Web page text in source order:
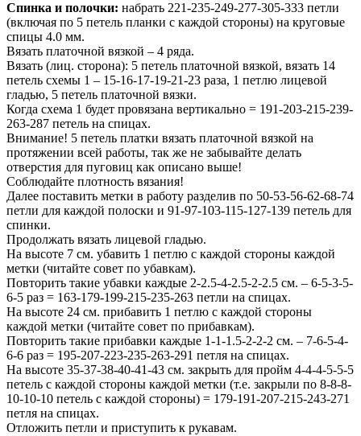
Спинка и полочки: набрать 221-235-249-277-305-333 петли
(включая по 5 петель планки с каждой стороны) на круговые
спицы 4.0 мм.
Вязать платочной вязкой – 4 ряда.
Вязать (лиц. сторона): 5 петель платочной вязкой, вязать 14
петель схемы 1 – 15-16-17-19-21-23 раза, 1 петлю лицевой
гладью, 5 петель платочной вязки.
Когда схема 1 будет провязана вертикально = 191-203-215-239-
263-287 петель на спицах.
Внимание! 5 петель платки вязать платочной вязкой на
протяжении всей работы, так же не забывайте делать
отверстия для пуговиц как описано выше!
Соблюдайте плотность вязания!
Далее поставить метки в работу разделив по 50-53-56-62-68-74
петли для каждой полоски и 91-97-103-115-127-139 петель для
спинки.
Продолжать вязать лицевой гладью.
На высоте 7 см. убавить 1 петлю с каждой стороны каждой
метки (читайте совет по убавкам).
Повторить такие убавки каждые 2-2.5-4-2.5-2-2.5 см. – 6-5-3-5-
6-5 раз = 163-179-199-215-235-263 петли на спицах.
На высоте 24 см. прибавить 1 петлю с каждой стороны
каждой метки (читайте совет по прибавкам).
Повторить такие прибавки каждые 1-1-1.5-2-2-2 см. – 7-6-5-4-
6-6 раз = 195-207-223-235-263-291 петля на спицах.
На высоте 35-37-38-40-41-43 см. закрыть для пройм 4-4-4-5-5-5
петель с каждой стороны каждой метки (т.е. закрыли по 8-8-8-
10-10-10 петель с каждой стороны) = 179-191-207-215-243-271
петля на спицах.
Отложить петли и приступить к рукавам.